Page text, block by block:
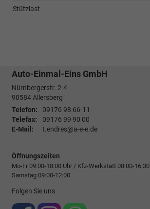
Stützlast
Auto-Einmal-Eins GmbH
Nürnbergerstr. 2-4
90584Allersberg
Telefon:
09176 98 66-11
Telefax:
09176 99 90 00
E-Mail:
t.endres@a-e-e.de
Öffnungszeiten
Mo-Fr 09:00-18:00 Uhr / Kfz-Werkstatt 08:00-16:30
Samstag 09:00-12:00
Folgen Sie uns